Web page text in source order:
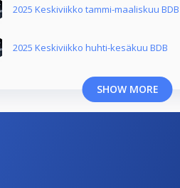
2025 Keskiviikko tammi-maaliskuu BDB
2025 Keskiviikko huhti-kesäkuu BDB
SHOW MORE